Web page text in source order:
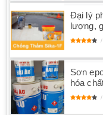
Đại lý
lượng,
Sơn
hóa